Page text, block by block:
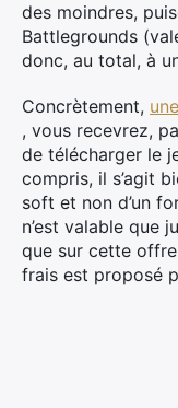
des moindres,
Battlegrounds
donc, au total, à
Concrètement,
, vous recevrez,
de télécharger le
compris, il s’agit
soft et non d’un
n’est valable que
que sur cette
frais est proposé